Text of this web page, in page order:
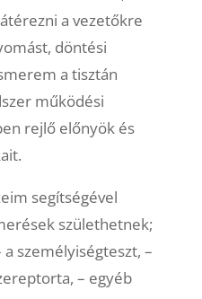
a vezetőkre
döntési
a tisztán
működési
rejlő előnyök és
segítségével
születhetnek;
személyiségteszt, –
– egyéb